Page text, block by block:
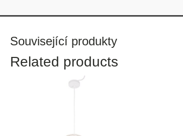
Související produkty
Related products